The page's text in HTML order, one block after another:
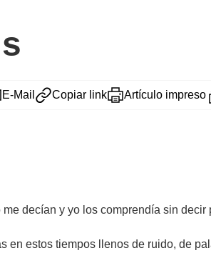
E-Mail Copiar link Artículo impreso
decían y yo los comprendía sin
en estos tiempos llenos de ruido, de